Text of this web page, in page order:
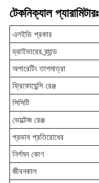
টেকনিক্যাল প্যারামিটারঃ
এলইডি প্রকার
ড্রাইভারের ব্র্যান্ড
অপারেটিং তাপমাত্রা
ফ্রিকোয়েন্সি রেঞ্জ
সিসিটি
ভোল্টেজ রেঞ্জ
প্রভাব প্রতিরোধের
নির্গমন কোণ
জীবনকাল